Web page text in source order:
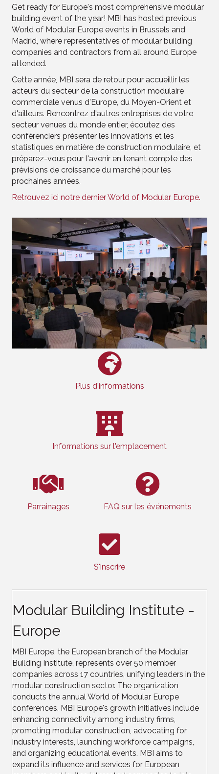
Get ready for Europe's most comprehensive modular
building event of the year! MBI has hosted previous
World of Modular Europe events in Brussels and
Madrid, where representatives of modular building
companies and contractors from all around Europe
attended.
Cette année, MBI sera de retour pour accueillir les
acteurs du secteur de la construction modulaire
commerciale venus d'Europe, du Moyen-Orient et
d'ailleurs. Rencontrez d'autres entreprises de votre
secteur venues du monde entier, écoutez des
conférenciers présenter les innovations et les
statistiques en matière de construction modulaire, et
préparez-vous pour l'avenir en tenant compte des
prévisions de croissance du marché pour les
prochaines années.
Retrouvez ici notre dernier World of Modular Europe.
Plus d'informations
Informations sur l'emplacement
Parrainages FAQ sur les événements
S'inscrire
Modular Building Institute -
Europe
MBI Europe, the European branch of the Modular
Building Institute, represents over 50 member
companies across 17 countries, unifying leaders in the
modular construction sector. The organization
conducts the annual World of Modular Europe
conferences. MBI Europe's growth initiatives include
enhancing connectivity among industry firms,
promoting modular construction, advocating for
industry interests, launching workforce campaigns,
and organizing educational events. MBI aims to
expand its influence and services for European